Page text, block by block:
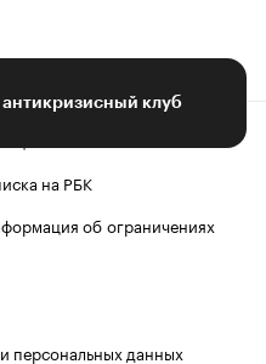
клуб
на РБК
об ограничениях
персональных данных